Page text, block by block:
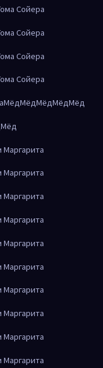
Сойера
Сойера
Сойера
Сойера
МёдМёдМёдМёдМёд
Мёд
Маргарита
Маргарита
Маргарита
Маргарита
Маргарита
Маргарита
Маргарита
Маргарита
Маргарита
Маргарита